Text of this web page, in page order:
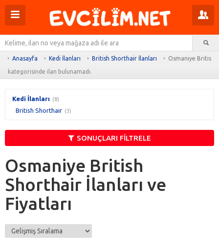
Menüyü
aç
Anasayfa Kedi İlanları British Shorthair İlanları Osmaniye British
kategorisinde ilan bulunamadı.
Kedi İlanları (8)
British Shorthair (3)
SONUÇLARI FİLTRELE
Osmaniye British
Shorthair İlanları ve
Fiyatları